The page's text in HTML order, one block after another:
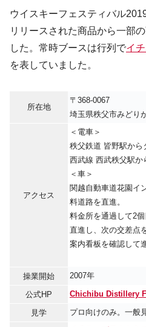
ウイスキーフェスティバル
リリースされた商品から一部
した。常時ブースは行列でイ
を表していました。
所在地
〒368-0067
埼玉県秩父市みどり
アクセス
＜電車＞
秩父鉄道 皆野駅から
西武線 西武秩父駅か
＜車＞
関越自動車道花園イ
料道路を直進。
料金所を通過して2
直進し、次の交差点
案内看板を確認して
操業開始 2007年
公式HP Chichibu Distillery
見学 プロ向けのみ。一般